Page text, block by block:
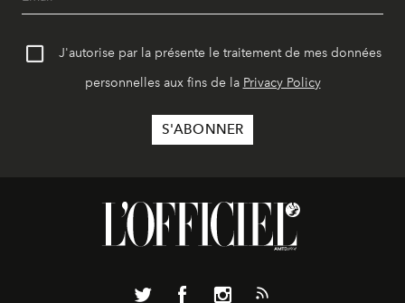
J'autorise par la présente le traitement de mes données
personnelles aux fins de la Privacy Policy